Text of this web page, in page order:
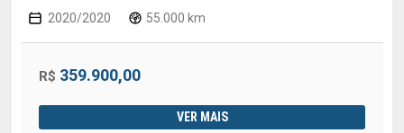
2020/2020 55.000 km
R$ 359.900,00
VER MAIS